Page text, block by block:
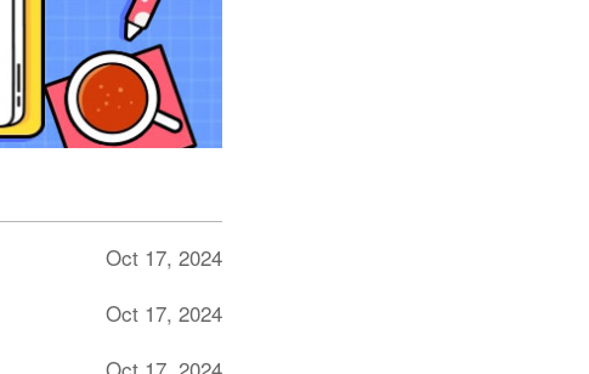
Oct 17, 2024
Oct 17, 2024